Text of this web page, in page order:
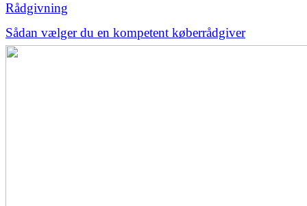
Rådgivning
Sådan vælger du en kompetent køberrådgiver